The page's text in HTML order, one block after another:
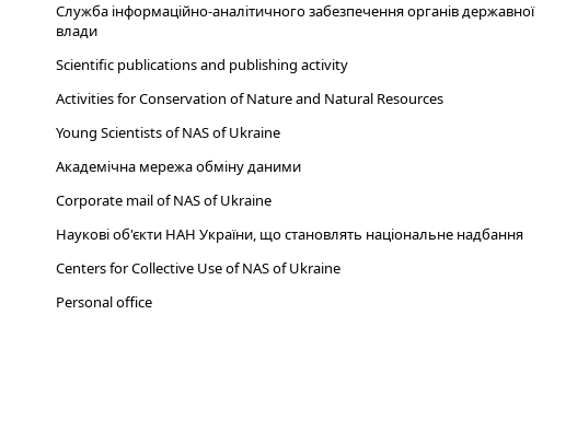
Служба інформаційно-аналітичного забезпечення органів державної
влади
Scientific publications and publishing activity
Activities for Conservation of Nature and Natural Resources
Young Scientists of NAS of Ukraine
Академічна мережа обміну даними
Corporate mail of NAS of Ukraine
Наукові об'єкти НАН України, що становлять національне надбання
Centers for Collective Use of NAS of Ukraine
Personal office